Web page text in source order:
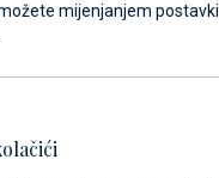
mijenjanjem